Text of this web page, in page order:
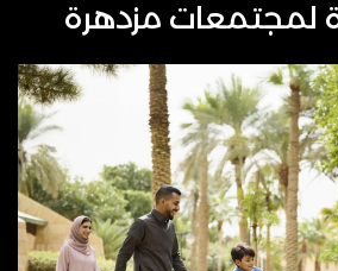
لمجتمعات مزدهرة